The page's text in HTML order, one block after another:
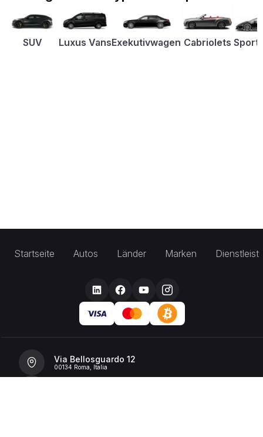
SUV Luxus VansExekutivwagen Cabriolets
Startseite Autos Länder Marken
Via Bellosguardo 12
00134 Roma, Italia